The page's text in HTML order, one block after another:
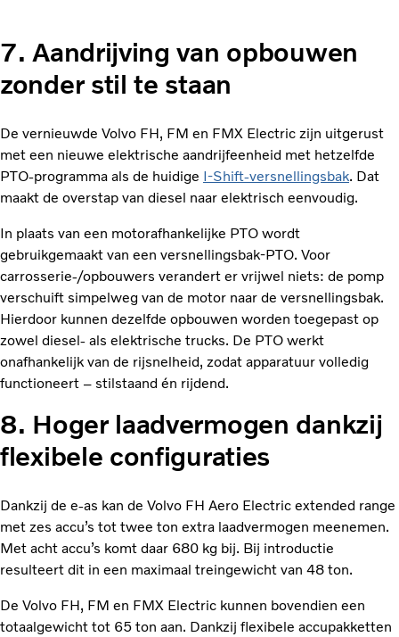
7. Aandrijving van opbouwen
zonder stil te staan
De vernieuwde Volvo FH, FM en FMX Electric zijn uitgerust
met een nieuwe elektrische aandrijfeenheid met hetzelfde
PTO-programma als de huidige I‑Shift-versnellingsbak. Dat
maakt de overstap van diesel naar elektrisch eenvoudig.
In plaats van een motorafhankelijke PTO wordt
gebruikgemaakt van een versnellingsbak-PTO. Voor
carrosserie-/opbouwers verandert er vrijwel niets: de pomp
verschuift simpelweg van de motor naar de versnellingsbak.
Hierdoor kunnen dezelfde opbouwen worden toegepast op
zowel diesel- als elektrische trucks. De PTO werkt
onafhankelijk van de rijsnelheid, zodat apparatuur volledig
functioneert – stilstaand én rijdend.
8. Hoger laadvermogen dankzij
flexibele configuraties
Dankzij de e-as kan de Volvo FH Aero Electric extended range
met zes accu’s tot twee ton extra laadvermogen meenemen.
Met acht accu’s komt daar 680 kg bij. Bij introductie
resulteert dit in een maximaal treingewicht van 48 ton.
De Volvo FH, FM en FMX Electric kunnen bovendien een
totaalgewicht tot 65 ton aan. Dankzij flexibele accupakketten